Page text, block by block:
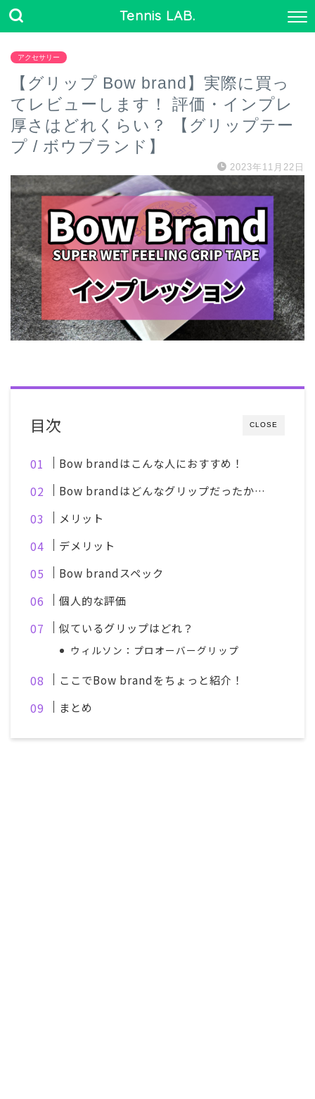
Tennis LAB.
アクセサリー
【グリップ Bow brand】実際に買っ
てレビューします！ 評価・インプレ
厚さはどれくらい？ 【グリップテー
プ / ボウブランド】
2023年11月22日
CLOSE
目次
Bow brandはこんな人におすすめ！
Bow brandはどんなグリップだったか…
メリット
デメリット
Bow brandスペック
個人的な評価
似ているグリップはどれ？
ウィルソン：プロオーバーグリップ
ここでBow brandをちょっと紹介！
まとめ